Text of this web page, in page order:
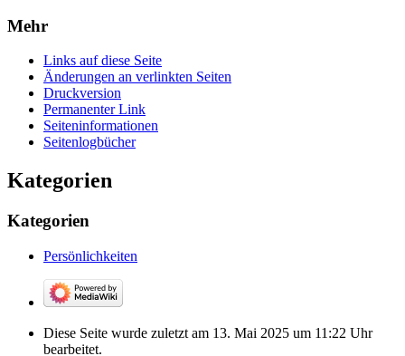
Mehr
Links auf diese Seite
Änderungen an verlinkten Seiten
Druckversion
Permanenter Link
Seiten­­informationen
Seitenlogbücher
Kategorien
Kategorien
Persönlichkeiten
Diese Seite wurde zuletzt am 13. Mai 2025 um 11:22 Uhr
bearbeitet.